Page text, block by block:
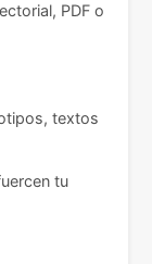
PDF o
textos
tu